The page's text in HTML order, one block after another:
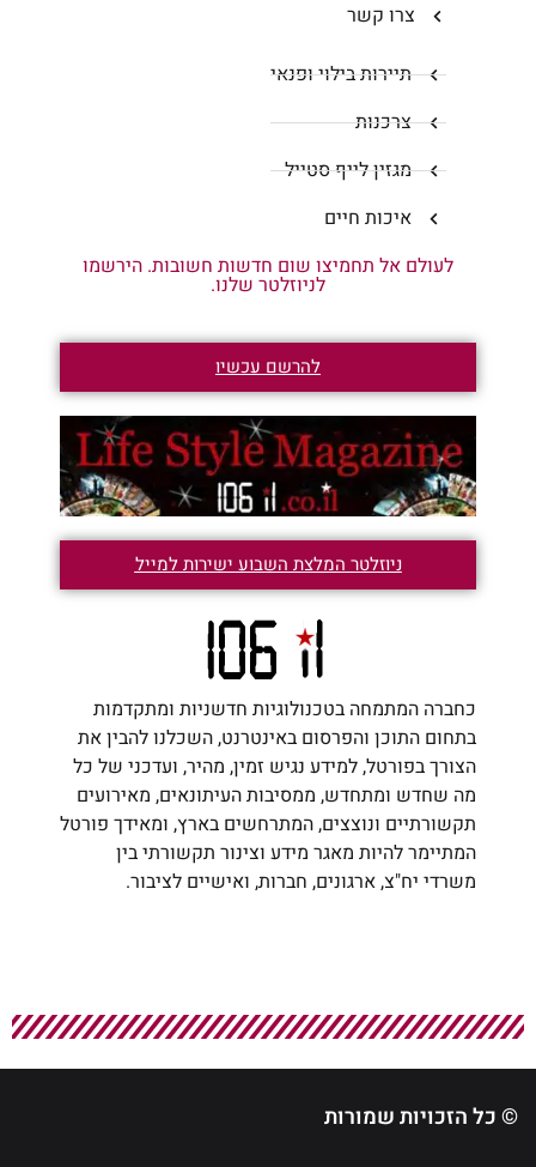
צרו קשר
תיירות בילוי ופנאי
צרכנות
מגזין לייף סטייל
איכות חיים
לעולם אל תחמיצו שום חדשות חשובות. הירשמו
לניוזלטר שלנו.
להרשם עכשיו
ניוזלטר המלצת השבוע ישירות למייל
כחברה המתמחה בטכנולוגיות חדשניות ומתקדמות
בתחום התוכן והפרסום באינטרנט, השכלנו להבין את
הצורך בפורטל, למידע נגיש זמין, מהיר, ועדכני של כל
מה שחדש ומתחדש, ממסיבות העיתונאים, מאירועים
תקשורתיים ונוצצים, המתרחשים בארץ, ומאידך פורטל
המתיימר להיות מאגר מידע וצינור תקשורתי בין
משרדי יח"צ, ארגונים, חברות, ואישיים לציבור.
© כל הזכויות שמורות